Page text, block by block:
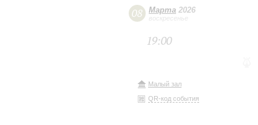
08 Марта 2026
воскресенье
19:00
Малый зал
QR-код события